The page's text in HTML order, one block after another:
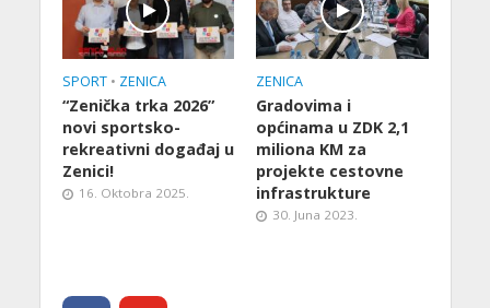
SPORT • ZENICA
“Zenička trka 2026”
novi sportsko-
rekreativni događaj u
Zenici!
16. Oktobra 2025.
ZENICA
Gradovima i
općinama u ZDK 2,1
miliona KM za
projekte cestovne
infrastrukture
30. Juna 2023.